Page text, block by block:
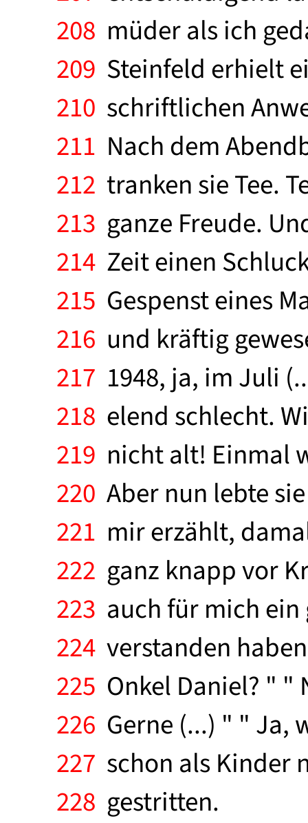
208 müder als ich
209 Steinfeld erhielt
210 schriftlichen
211 Nach dem
212 tranken sie Tee.
213 ganze Freude.
214 Zeit einen
215 Gespenst eines
216 und kräftig
217 1948, ja, im Juli
218 elend schlecht.
219 nicht alt! Einmal
220 Aber nun lebte
221 mir erzählt,
222 ganz knapp vor
223 auch für mich
224 verstanden
225 Onkel Daniel? "
226 Gerne (...) " " Ja,
227 schon als Kinder
228 gestritten.